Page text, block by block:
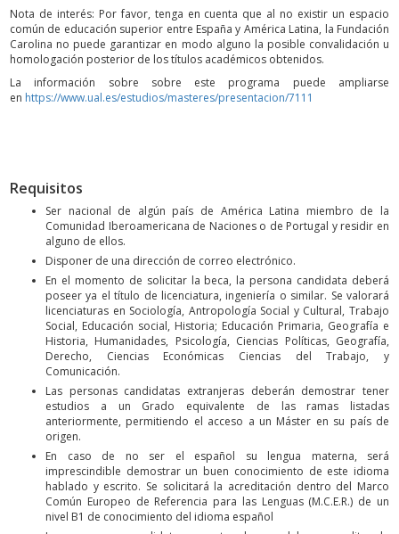
Nota de interés: Por favor, tenga en cuenta que al no existir un espacio
común de educación superior entre España y América Latina, la Fundación
Carolina no puede garantizar en modo alguno la posible convalidación u
homologación posterior de los títulos académicos obtenidos.
La información sobre sobre este programa puede ampliarse
en https://www.ual.es/estudios/masteres/presentacion/7111
Requisitos
Ser nacional de algún país de América Latina miembro de la
Comunidad Iberoamericana de Naciones o de Portugal y residir en
alguno de ellos.
Disponer de una dirección de correo electrónico.
En el momento de solicitar la beca, la persona candidata deberá
poseer ya el título de licenciatura, ingeniería o similar. Se valorará
licenciaturas en Sociología, Antropología Social y Cultural, Trabajo
Social, Educación social, Historia; Educación Primaria, Geografía e
Historia, Humanidades, Psicología, Ciencias Políticas, Geografía,
Derecho, Ciencias Económicas Ciencias del Trabajo, y
Comunicación.
Las personas candidatas extranjeras deberán demostrar tener
estudios a un Grado equivalente de las ramas listadas
anteriormente, permitiendo el acceso a un Máster en su país de
origen.
En caso de no ser el español su lengua materna, será
imprescindible demostrar un buen conocimiento de este idioma
hablado y escrito. Se solicitará la acreditación dentro del Marco
Común Europeo de Referencia para las Lenguas (M.C.E.R.) de un
nivel B1 de conocimiento del idioma español